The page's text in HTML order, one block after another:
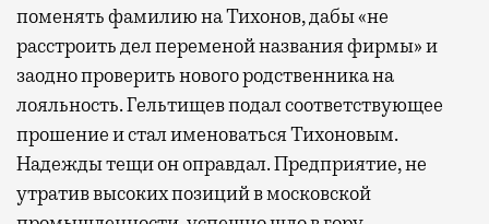
поменять фамилию на Тихонов, дабы «не
расстроить дел переменой названия фирмы» и
заодно проверить нового родственника на
лояльность. Гельтищев подал соответствующее
прошение и стал именоваться Тихоновым.
Надежды тещи он оправдал. Предприятие, не
утратив высоких позиций в московской